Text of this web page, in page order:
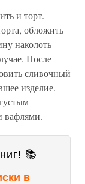
и торт.
обложить
наколоть
После
сливочный
изделие.
вафлями.
📚
в